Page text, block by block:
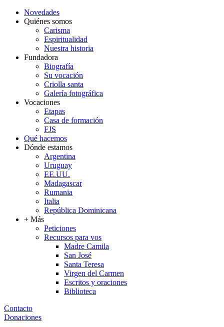
Novedades
Quiénes somos
Carisma
Espiritualidad
Nuestra historia
Fundadora
Biografía
Su vocación
Criolla santa
Galería fotográfica
Vocaciones
Etapas
Casa de formación
FJS
Qué hacemos
Dónde estamos
Argentina
Uruguay
EE.UU.
Madagascar
Rumania
Italia
República Dominicana
+ Más
Peticiones
Recursos para vos
Madre Camila
San José
Santa Teresa
Virgen del Carmen
Escritos y oraciones
Biblioteca
Contacto
Donaciones